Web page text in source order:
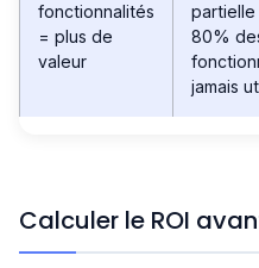
fonctionnalités
= plus de
valeur
80%
jamais
Calculer le ROI